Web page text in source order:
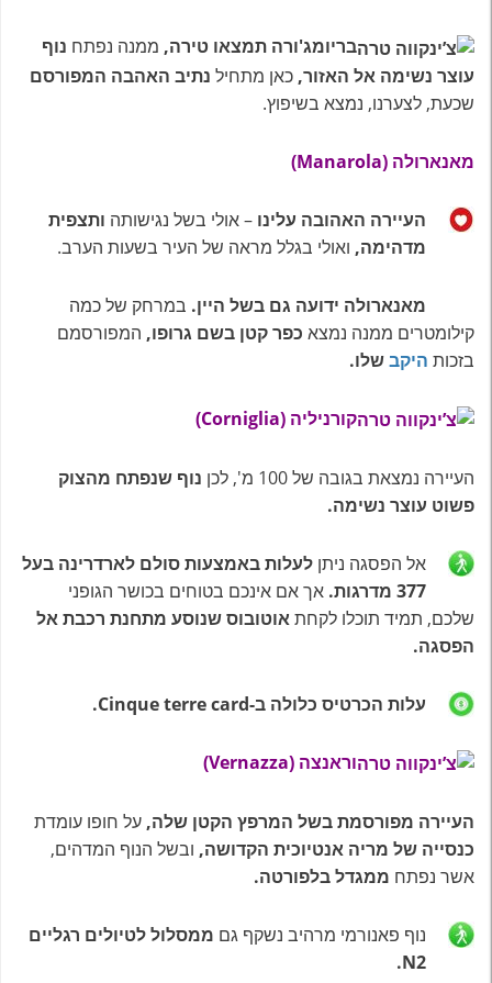
בריומג'ורה תמצאו טירה, ממנה נפתח נוף
עוצר נשימה אל האזור, כאן מתחיל נתיב האהבה המפורסם
שכעת, לצערנו, נמצא בשיפוץ.
מאנארולה (Manarola)
העיירה האהובה עלינו – אולי בשל נגישותה ותצפית
מדהימה, ואולי בגלל מראה של העיר בשעות הערב.
מאנארולה ידועה גם בשל היין. במרחק של כמה
קילומטרים ממנה נמצא כפר קטן בשם גרופו, המפורסמם
בזכות היקבשלו.
קורניליה (Corniglia)
העיירה נמצאת בגובה של 100 מ', לכן
נוף שנפתח מהצוק
פשוט עוצר נשימה.
אל הפסגה ניתן לעלות באמצעות סולם לארדרינה בעל
377 מדרגות.
אך אם אינכם בטוחים בכושר הגופני
שלכם, תמיד תוכלו לקחתאוטובוס שנוסע מתחנת רכבת אל
הפסגה.
עלות הכרטיס כלולה ב-Cinque terre card.
וראנצה (Vernazza)
העיירה מפורסמת בשל המרפץ הקטן שלה, על חופו עומדת
כנסייה של מריה אנטיוכית הקדושה, ובשל הנוף המדהים,
אשר נפתח ממגדל בלפורטה.
נוף פאנורמי מרהיב נשקף גם ממסלול לטיולים רגליים
N2.